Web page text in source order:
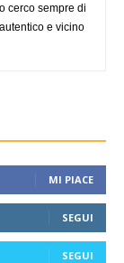
cerco sempre di
e vicino
MI PIACE
SEGUI
SEGUI